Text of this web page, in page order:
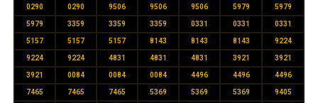
0290 0290 9506 9506 9506 5979 5979
5979 3359 3359 3359 0331 0331 0331
5157 5157 5157 8143 8143 8143 9224
9224 9224 4831 4831 4831 3921 3921
3921 0084 0084 0084 4496 4496 4496
7465 7465 7465 5369 5369 5369 9405